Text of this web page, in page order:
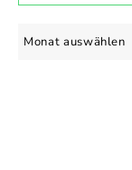
Archiv